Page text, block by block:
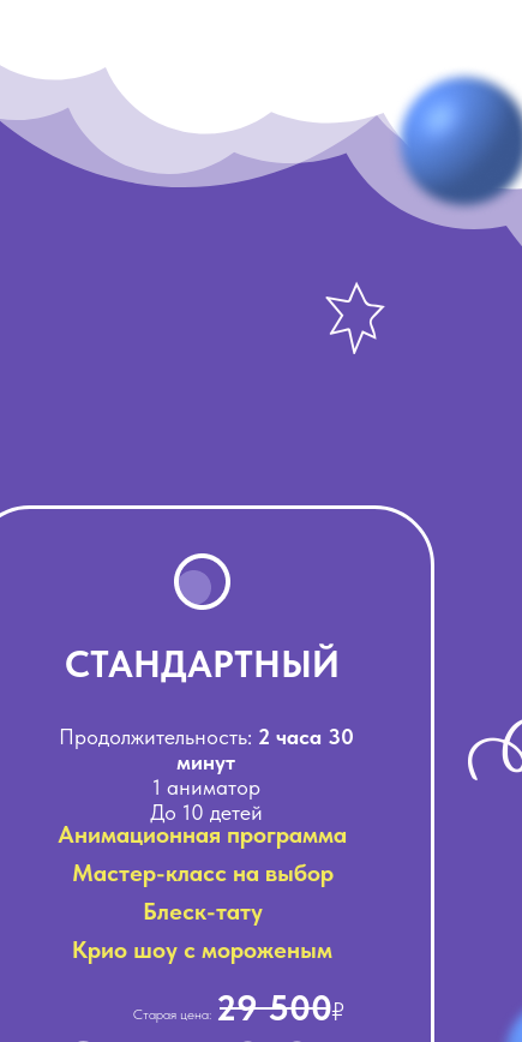
29 500₽
Старая цена:
СТАНДАРТНЫЙ
Продолжительность: 2 часа 30
минут
1 аниматор
До 10 детей
Анимационная программа
Мастер-класс на выбор
Блеск-тату
Крио шоу с мороженым